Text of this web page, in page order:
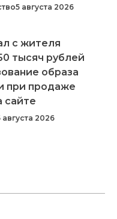
5 августа 2026
с жителя
тысяч рублей
образа
при продаже
сайте
августа 2026